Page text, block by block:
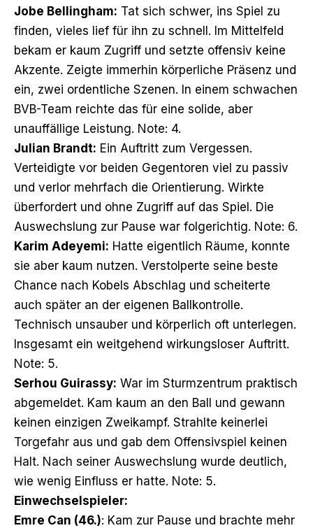
Jobe Bellingham: Tat sich schwer, ins Spiel zu
finden, vieles lief für ihn zu schnell. Im Mittelfeld
bekam er kaum Zugriff und setzte offensiv keine
Akzente. Zeigte immerhin körperliche Präsenz und
ein, zwei ordentliche Szenen. In einem schwachen
BVB-Team reichte das für eine solide, aber
unauffällige Leistung. Note: 4.
Julian Brandt: Ein Auftritt zum Vergessen.
Verteidigte vor beiden Gegentoren viel zu passiv
und verlor mehrfach die Orientierung. Wirkte
überfordert und ohne Zugriff auf das Spiel. Die
Auswechslung zur Pause war folgerichtig. Note: 6.
Karim Adeyemi: Hatte eigentlich Räume, konnte
sie aber kaum nutzen. Verstolperte seine beste
Chance nach Kobels Abschlag und scheiterte
auch später an der eigenen Ballkontrolle.
Technisch unsauber und körperlich oft unterlegen.
Insgesamt ein weitgehend wirkungsloser Auftritt.
Note: 5.
Serhou Guirassy: War im Sturmzentrum praktisch
abgemeldet. Kam kaum an den Ball und gewann
keinen einzigen Zweikampf. Strahlte keinerlei
Torgefahr aus und gab dem Offensivspiel keinen
Halt. Nach seiner Auswechslung wurde deutlich,
wie wenig Einfluss er hatte. Note: 5.
Einwechselspieler:
Emre Can (46.): Kam zur Pause und brachte mehr